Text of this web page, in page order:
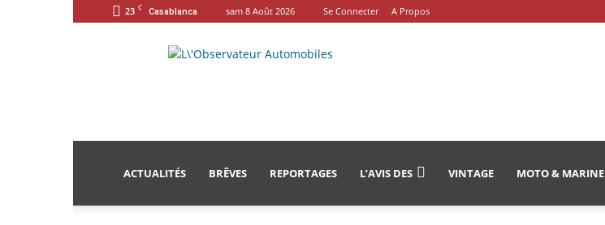
23 C Casablanca sam 8 Août 2026 Se Connecter A Propos
L'Observateur
ACTUALITÉS BRÊVES REPORTAGES L’AVIS DES VINTAGE MOTO & MARINE